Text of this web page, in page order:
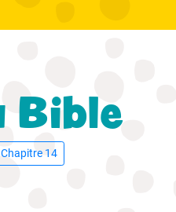
Bible
Chapitre 14